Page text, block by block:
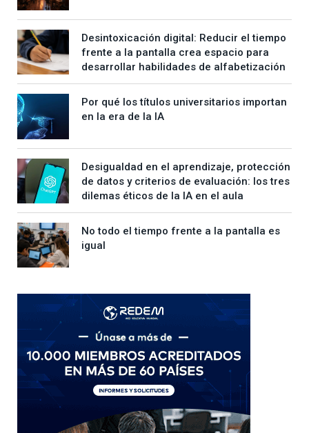
Desintoxicación digital: Reducir el tiempo
frente a la pantalla crea espacio para
desarrollar habilidades de alfabetización
Por qué los títulos universitarios importan
en la era de la IA
Desigualdad en el aprendizaje, protección
de datos y criterios de evaluación: los tres
dilemas éticos de la IA en el aula
No todo el tiempo frente a la pantalla es
igual